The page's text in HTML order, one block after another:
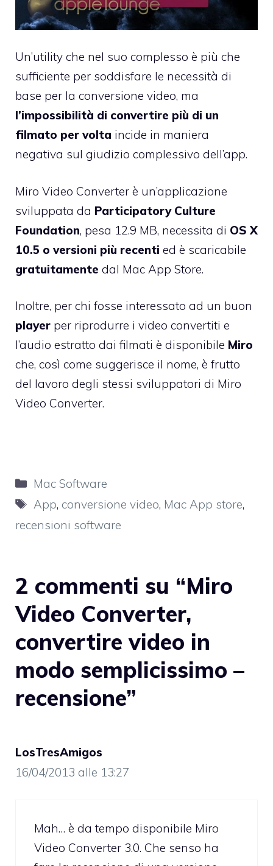
Un’utility che nel suo complesso è più che
sufficiente per soddisfare le necessità di
base per la conversione video, ma
l’impossibilità di convertire più di un
filmato per volta incide in maniera
negativa sul giudizio complessivo dell’app.
Miro Video Converter è un’applicazione
sviluppata da Participatory Culture
Foundation, pesa 12.9 MB, necessita di OS X
10.5 o versioni più recenti ed è scaricabile
gratuitamente dal Mac App Store.
Inoltre, per chi fosse interessato ad un buon
player per riprodurre i video convertiti e
l’audio estratto dai filmati è disponibile Miro
che, così come suggerisce il nome, è frutto
del lavoro degli stessi sviluppatori di Miro
Video Converter.
Categorie
Mac Software
Tag
App, conversione video, Mac App store,
recensioni software
2 commenti su “Miro
Video Converter,
convertire video in
modo semplicissimo –
recensione”
LosTresAmigos
16/04/2013 alle 13:27
Mah… è da tempo disponibile Miro
Video Converter 3.0. Che senso ha